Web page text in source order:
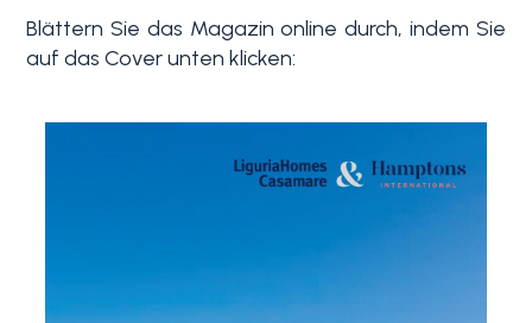
Blättern Sie das Magazin online durch, indem Sie
auf das Cover unten klicken:
Andere
Optionen